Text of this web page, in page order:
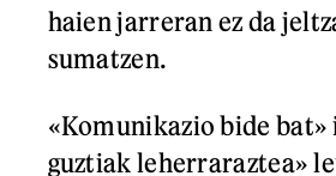
haien jarreran ez da
sumatzen.
«Komunikazio bide
guztiak leherraraztea»